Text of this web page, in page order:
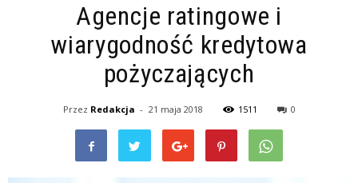
Agencje ratingowe i
wiarygodność kredytowa
pożyczających
Przez Redakcja - 21 maja 2018 1511 0